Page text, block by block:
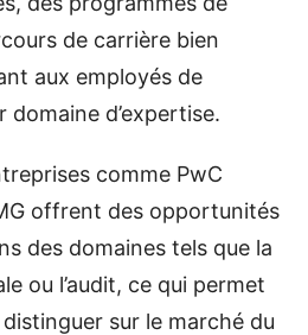
de carrière bien
aux employés de
domaine d’expertise.
comme PwC
offrent des opportunités
des domaines tels que la
ou l’audit, ce qui permet
sur le marché du